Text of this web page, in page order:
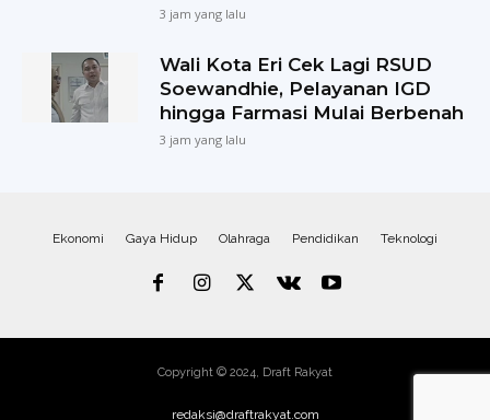
3 jam yang lalu
Wali Kota Eri Cek Lagi RSUD
Soewandhie, Pelayanan IGD
hingga Farmasi Mulai Berbenah
3 jam yang lalu
Ekonomi Gaya Hidup Olahraga Pendidikan Teknologi
Copyright © 2024, Draft Rakyat
redaksi@draftrakyat.com